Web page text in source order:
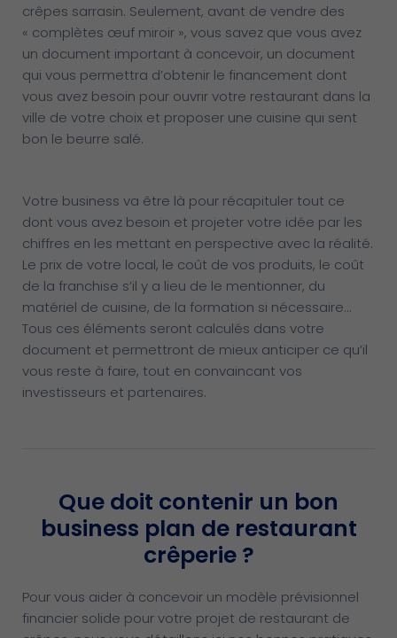
crêpes sarrasin. Seulement, avant de vendre des
« complètes œuf miroir », vous savez que vous avez
un document important à concevoir, un document
qui vous permettra d’obtenir le financement dont
vous avez besoin pour ouvrir votre restaurant dans la
ville de votre choix et proposer une cuisine qui sent
bon le beurre salé.
Votre business va être là pour récapituler tout ce
dont vous avez besoin et projeter votre idée par les
chiffres en les mettant en perspective avec la réalité.
Le prix de votre local, le coût de vos produits, le coût
de la franchise s’il y a lieu de le mentionner, du
matériel de cuisine, de la formation si nécessaire…
Tous ces éléments seront calculés dans votre
document et permettront de mieux anticiper ce qu’il
vous reste à faire, tout en convaincant vos
investisseurs et partenaires.
Que doit contenir un bon
business plan de restaurant
crêperie ?
Pour vous aider à concevoir un modèle prévisionnel
financier solide pour votre projet de restaurant de